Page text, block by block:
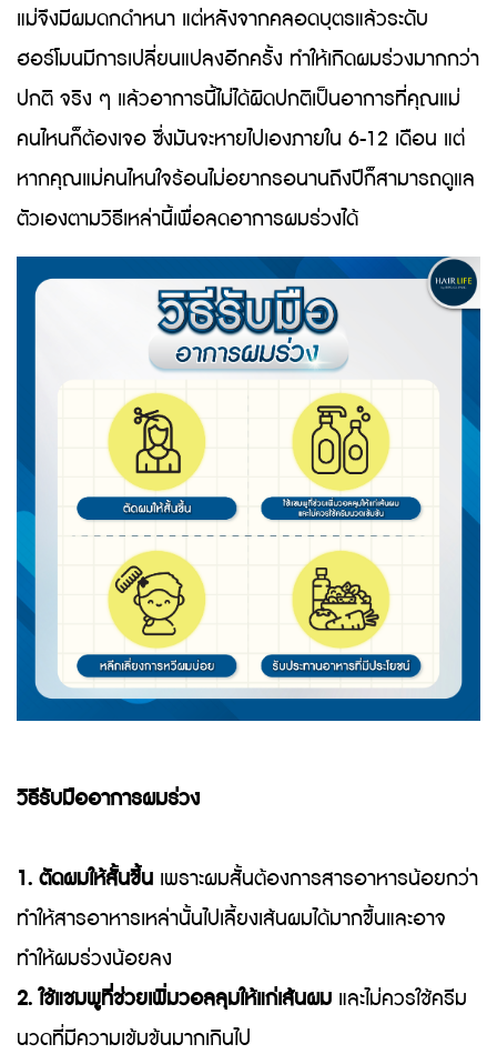
แม่จึงมีผมดกดำหนา แต่หลังจากคลอดบุตรแล้วระดับ
ฮอร์โมนมีการเปลี่ยนแปลงอีกครั้ง ทำให้เกิดผมร่วงมากกว่า
ปกติ จริง ๆ แล้วอาการนี้ไม่ได้ผิดปกติเป็นอาการที่คุณแม่
คนไหนก็ต้องเจอ ซึ่งมันจะหายไปเองภายใน 6-12 เดือน แต่
หากคุณแม่คนไหนใจร้อนไม่อยากรอนานถึงปีก็สามารถดูแล
ตัวเองตามวิธีเหล่านี้เพื่อลดอาการผมร่วงได้
วิธีรับมืออาการผมร่วง
1. ตัดผมให้สั้นขึ้น เพราะผมสั้นต้องการสารอาหารน้อยกว่า
ทำให้สารอาหารเหล่านั้นไปเลี้ยงเส้นผมได้มากขึ้นและอาจ
ทำให้ผมร่วงน้อยลง
2. ใช้แชมพูที่ช่วยเพิ่มวอลลุมให้แก่เส้นผม และไม่ควรใช้ครีม
นวดที่มีความเข้มข้นมากเกินไป